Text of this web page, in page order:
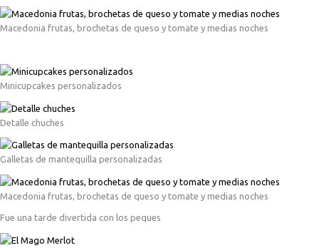
Macedonia frutas, brochetas de queso y tomate y medias noches
Minicupcakes personalizados
Detalle chuches
Galletas de mantequilla personalizadas
Macedonia frutas, brochetas de queso y tomate y medias noches
Fue una tarde divertida con los peques